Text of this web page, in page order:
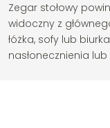
Zegar stołowy
widoczny z
łóżka, sofy lub
nasłonecznienia